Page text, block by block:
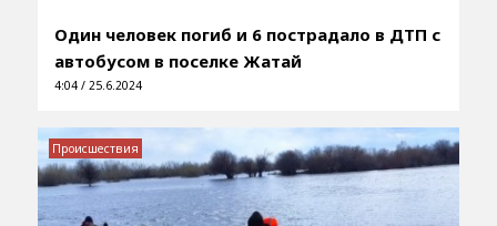
Один человек погиб и 6 пострадало в ДТП с
автобусом в поселке Жатай
4:04 / 25.6.2024
Происшествия